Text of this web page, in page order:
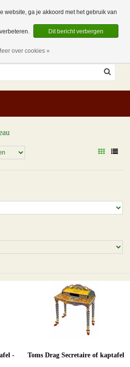
0 Artikelen
-
Toms Drag Secretaire of kaptafel
website, ga je akkoord met het gebruik van
Dit bericht verbergen
over cookies »